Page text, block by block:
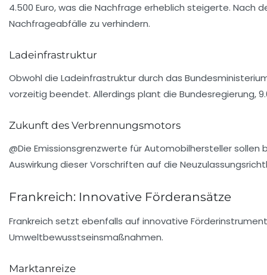
4.500 Euro, was die Nachfrage erheblich steigerte. Nach
Nachfrageabfälle zu verhindern.
Ladeinfrastruktur
Obwohl die Ladeinfrastruktur durch das
vorzeitig beendet. Allerdings plant die Bundesregierung,
Zukunft des Verbrennungsmotors
@Die Emissionsgrenzwerte für Automobilhersteller sollen
Auswirkung dieser Vorschriften auf die
Frankreich: Innovative Förderansätze
Frankreich setzt ebenfalls auf innovative
Umweltbewusstseinsmaßnahmen.
Marktanreize